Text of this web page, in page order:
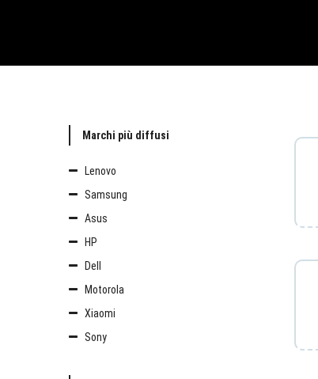
Marchi più diffusi
Lenovo
Samsung
Asus
HP
Dell
Motorola
Xiaomi
Sony